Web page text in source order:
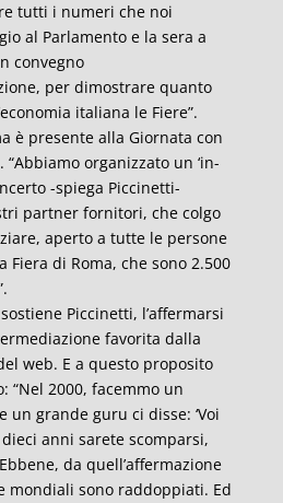
tutti i numeri che noi
al Parlamento e la sera a
convegno
per dimostrare quanto
italiana le Fiere”.
è presente alla Giornata con
organizzato un ‘in-
-spiega Piccinetti-
partner fornitori, che colgo
aperto a tutte le persone
Fiera di Roma, che sono 2.500
Piccinetti, l’affermarsi
favorita dalla
web. E a questo proposito
“Nel 2000, facemmo un
un grande guru ci disse: ‘Voi
anni sarete scomparsi,
da quell’affermazione
mondiali sono raddoppiati. Ed